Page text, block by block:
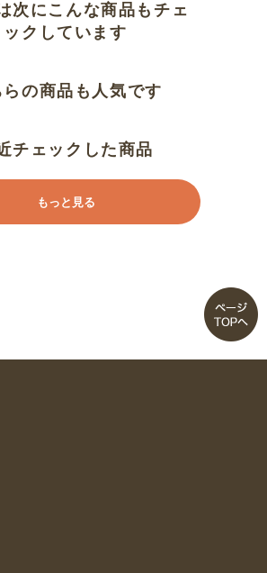
次にこんな商品もチェ
ックしています
らの商品も人気です
チェックした商品
もっと見る